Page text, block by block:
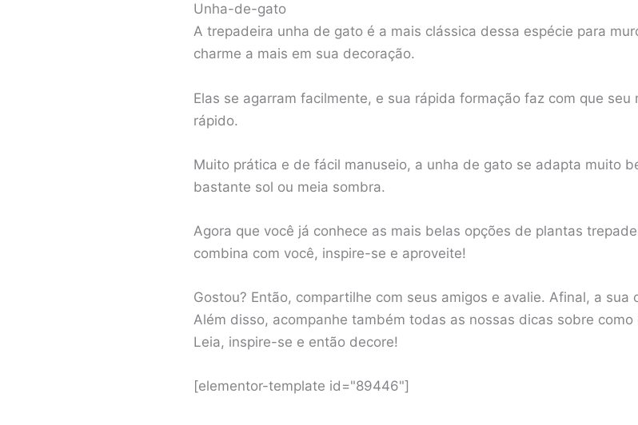
Unha-de-gato
A trepadeira unha de gato é a mais clássica dessa espécie para
charme a mais em sua decoração.
Elas se agarram facilmente, e sua rápida formação faz com que
rápido.
Muito prática e de fácil manuseio, a unha de gato se adapta muito
bastante sol ou meia sombra.
Agora que você já conhece as mais belas opções de plantas
combina com você, inspire-se e aproveite!
Gostou? Então, compartilhe com seus amigos e avalie. Afinal, a
Além disso, acompanhe também todas as nossas dicas sobre
Leia, inspire-se e então decore!
[elementor-template id="89446"]